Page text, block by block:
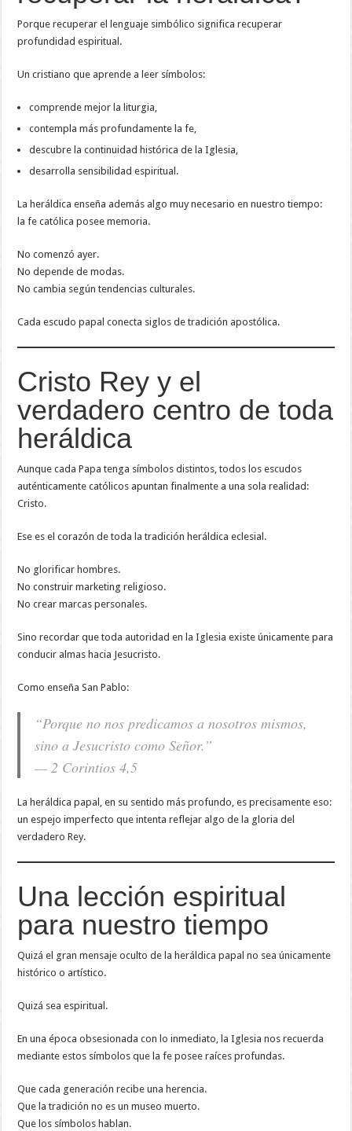
Porque recuperar el lenguaje simbólico significa recuperar
profundidad espiritual.
Un cristiano que aprende a leer símbolos:
comprende mejor la liturgia,
contempla más profundamente la fe,
descubre la continuidad histórica de la Iglesia,
desarrolla sensibilidad espiritual.
La heráldica enseña además algo muy necesario en nuestro tiempo:
la fe católica posee memoria.
No comenzó ayer.
No depende de modas.
No cambia según tendencias culturales.
Cada escudo papal conecta siglos de tradición apostólica.
Cristo Rey y el
verdadero centro de toda
heráldica
Aunque cada Papa tenga símbolos distintos, todos los escudos
auténticamente católicos apuntan finalmente a una sola realidad:
Cristo.
Ese es el corazón de toda la tradición heráldica eclesial.
No glorificar hombres.
No construir marketing religioso.
No crear marcas personales.
Sino recordar que toda autoridad en la Iglesia existe únicamente para
conducir almas hacia Jesucristo.
Como enseña San Pablo:
“Porque no nos predicamos a nosotros mismos,
sino a Jesucristo como Señor.”
— 2 Corintios 4,5
La heráldica papal, en su sentido más profundo, es precisamente eso:
un espejo imperfecto que intenta reflejar algo de la gloria del
verdadero Rey.
Una lección espiritual
para nuestro tiempo
Quizá el gran mensaje oculto de la heráldica papal no sea únicamente
histórico o artístico.
Quizá sea espiritual.
En una época obsesionada con lo inmediato, la Iglesia nos recuerda
mediante estos símbolos que la fe posee raíces profundas.
Que cada generación recibe una herencia.
Que la tradición no es un museo muerto.
Que los símbolos hablan.